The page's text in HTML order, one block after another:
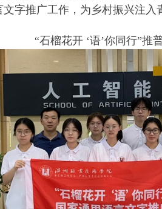
字推广工作，为乡村振兴注入
“石榴花开 ‘语’你同行”推